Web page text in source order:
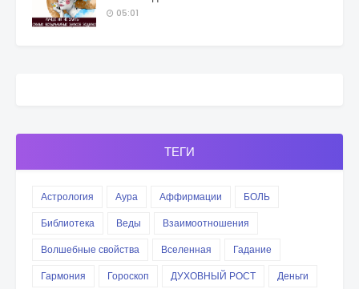
05:01
ТЕГИ
Астрология Аура Аффирмации
БОЛЬ
Библиотека
Веды
Взаимоотношения
Волшебные свойства
Вселенная
Гадание
Гармония
Гороскоп ДУХОВНЫЙ РОСТ
Деньги